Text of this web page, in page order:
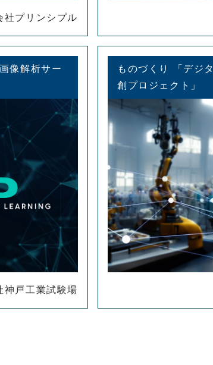
社プリンシプル
像解析サー
神戸工業試験場
ものづくり 「デジ
創プロジェクト」